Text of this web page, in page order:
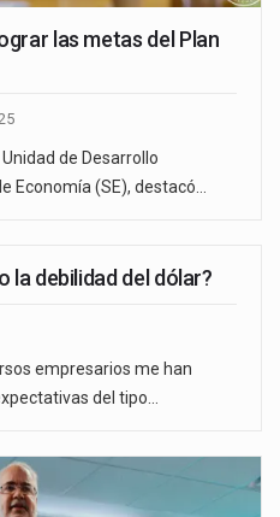
las metas del Plan
de Desarrollo
Economía (SE), destacó…
la debilidad del dólar?
empresarios me han
del tipo…